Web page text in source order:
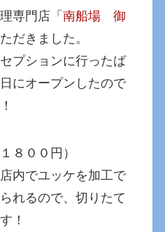
専門店「南船場 御
だきました。
プションに行ったば
にオープンしたので
８００円）
内でユッケを加工で
れるので、切りたて
！